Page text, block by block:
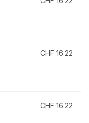
CHF 16.22
CHF 16.22